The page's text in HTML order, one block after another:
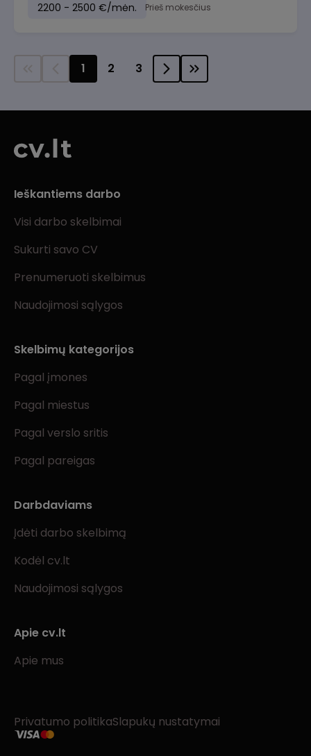
2200 - 2500 €/mėn. Prieš mokesčius
1 2 3
Ieškantiems darbo
Visi darbo skelbimai
Sukurti savo CV
Prenumeruoti skelbimus
Naudojimosi sąlygos
Skelbimų kategorijos
Pagal įmones
Pagal miestus
Pagal verslo sritis
Pagal pareigas
Darbdaviams
Įdėti darbo skelbimą
Kodėl cv.lt
Naudojimosi sąlygos
Apie cv.lt
Apie mus
Privatumo politikaSlapukų nustatymai